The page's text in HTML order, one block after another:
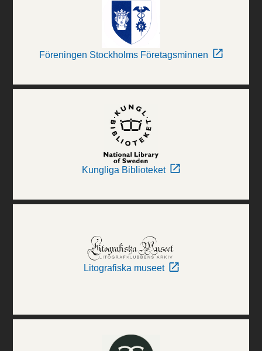
Föreningen Stockholms Företagsminnen
Kungliga Biblioteket
Litografiska museet